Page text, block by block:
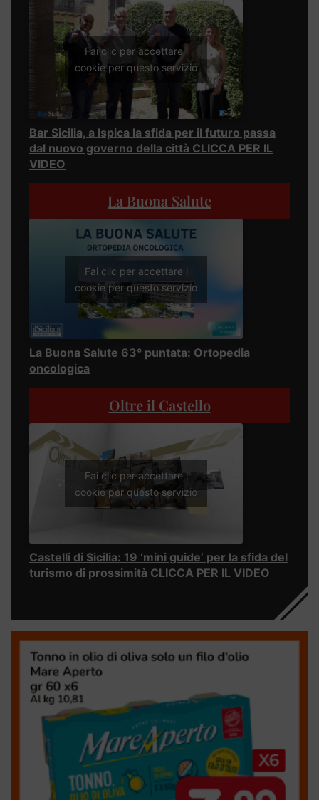
Fai clic per accettare i
cookie per questo servizio
Bar Sicilia, a Ispica la sfida per il futuro passa
dal nuovo governo della città CLICCA PER IL
VIDEO
La Buona Salute
Fai clic per accettare i
cookie per questo servizio
La Buona Salute 63° puntata: Ortopedia
oncologica
Oltre il Castello
Fai clic per accettare i
cookie per questo servizio
Castelli di Sicilia: 19 ‘mini guide’ per la sfida del
turismo di prossimità CLICCA PER IL VIDEO